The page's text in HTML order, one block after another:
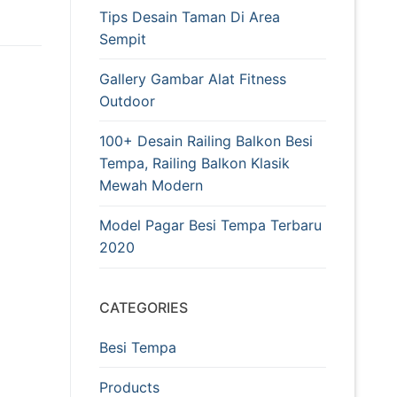
Tips Desain Taman Di Area
Sempit
Gallery Gambar Alat Fitness
Outdoor
100+ Desain Railing Balkon Besi
Tempa, Railing Balkon Klasik
Mewah Modern
Model Pagar Besi Tempa Terbaru
2020
CATEGORIES
Besi Tempa
Products